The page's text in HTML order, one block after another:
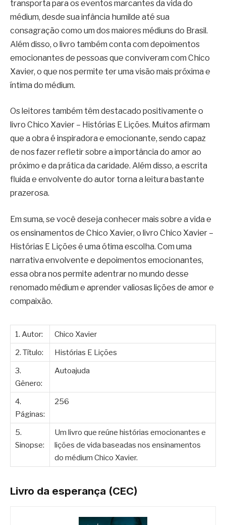
transporta para os eventos marcantes da vida do
médium, desde sua infância humilde até sua
consagração como um dos maiores médiuns do Brasil.
Além disso, o livro também conta com depoimentos
emocionantes de pessoas que conviveram com Chico
Xavier, o que nos permite ter uma visão mais próxima e
íntima do médium.
Os leitores também têm destacado positivamente o
livro Chico Xavier – Histórias E Lições. Muitos afirmam
que a obra é inspiradora e emocionante, sendo capaz
de nos fazer refletir sobre a importância do amor ao
próximo e da prática da caridade. Além disso, a escrita
fluida e envolvente do autor torna a leitura bastante
prazerosa.
Em suma, se você deseja conhecer mais sobre a vida e
os ensinamentos de Chico Xavier, o livro Chico Xavier –
Histórias E Lições é uma ótima escolha. Com uma
narrativa envolvente e depoimentos emocionantes,
essa obra nos permite adentrar no mundo desse
renomado médium e aprender valiosas lições de amor e
compaixão.
1. Autor:
Chico Xavier
2. Título:
Histórias E Lições
3.
Gênero:
Autoajuda
4.
Páginas:
256
5.
Sinopse:
Um livro que reúne histórias emocionantes e
lições de vida baseadas nos ensinamentos
do médium Chico Xavier.
Livro da esperança (CEC)